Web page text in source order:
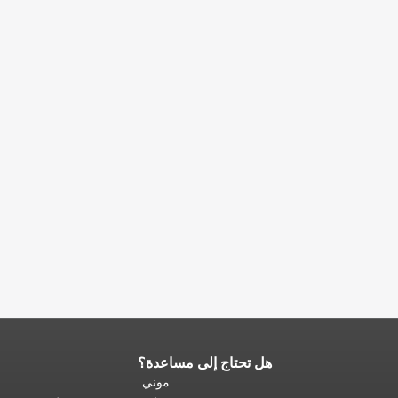
هل تحتاج إلى مساعدة؟
موني